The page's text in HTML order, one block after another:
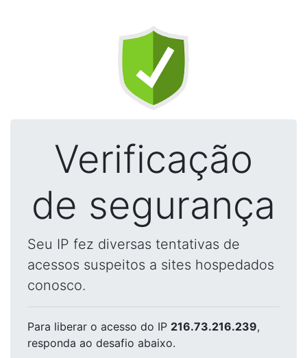
Verificação
de segurança
Seu IP fez diversas tentativas de
acessos suspeitos a sites hospedados
conosco.
Para liberar o acesso do IP 216.73.216.239,
responda ao desafio abaixo.